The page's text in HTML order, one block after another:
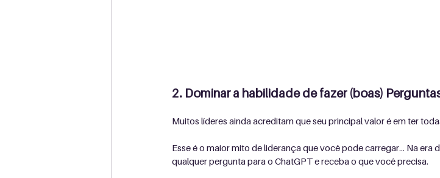
2. Dominar a habilidade de fazer (boas)
Muitos líderes ainda acreditam que seu principal valor é em ter
Esse é o maior mito de liderança que você pode carregar... Na era
qualquer pergunta para o ChatGPT e receba o que você precisa.